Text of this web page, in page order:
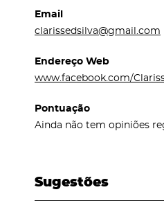
Email
clarissedsilva@gmail.com
Endereço Web
www.facebook.com/
Pontuação
Ainda não tem opiniões
Sugestões